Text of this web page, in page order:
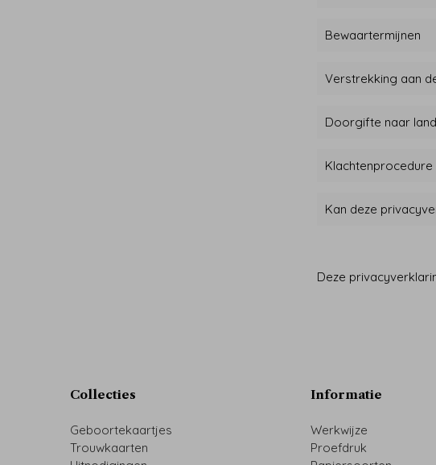
Bewaartermijnen
Verstrekking aan
Doorgifte naar
Klachtenprocedure
Kan deze
Deze
Collecties
Geboortekaartjes
Trouwkaarten
Informatie
Werkwijze
Proefdruk